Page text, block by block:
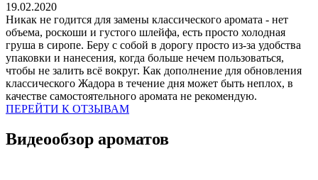
19.02.2020
Никак не годится для замены классического аромата - нет
объема, роскоши и густого шлейфа, есть просто холодная
груша в сиропе. Беру с собой в дорогу просто из-за удобства
упаковки и нанесения, когда больше нечем пользоваться,
чтобы не залить всё вокруг. Как дополнение для обновления
классического Жадора в течение дня может быть неплох, в
качестве самостоятельного аромата не рекомендую.
ПЕРЕЙТИ К ОТЗЫВАМ
Видеообзор ароматов